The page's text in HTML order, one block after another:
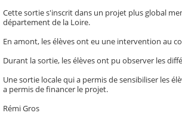
Cette sortie s'inscrit dans un projet plus global
département de la Loire.
En amont, les élèves ont eu une intervention au
Durant la sortie, les élèves ont pu observer les
Une sortie locale qui a permis de sensibiliser les
a permis de financer le projet.
Rémi Gros